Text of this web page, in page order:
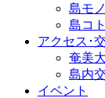
島モノ
島コト
アクセス･
奄美
島内
イベント